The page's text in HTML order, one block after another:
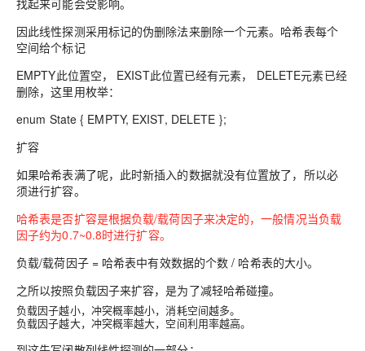
找起来可能会受影响。
因此线性探测采用标记的伪删除法来删除一个元素。哈希表每个
空间给个标记
EMPTY此位置空， EXIST此位置已经有元素， DELETE元素已经
删除，这里用枚举：
enum State { EMPTY, EXIST, DELETE };
扩容
如果哈希表满了呢，此时新插入的数据就没有位置放了，所以必
须进行扩容。
哈希表是否扩容是根据负载/载荷因子来决定的，一般情况当负载
因子约为0.7~0.8时进行扩容。
负载/载荷因子 = 哈希表中有效数据的个数 / 哈希表的大小。
之所以按照负载因子来扩容，是为了减轻哈希碰撞。
负载因子越小，冲突概率越小，消耗空间越多。
负载因子越大，冲突概率越大，空间利用率越高。